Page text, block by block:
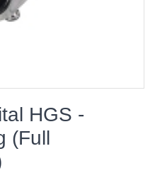
HGS -
(Full